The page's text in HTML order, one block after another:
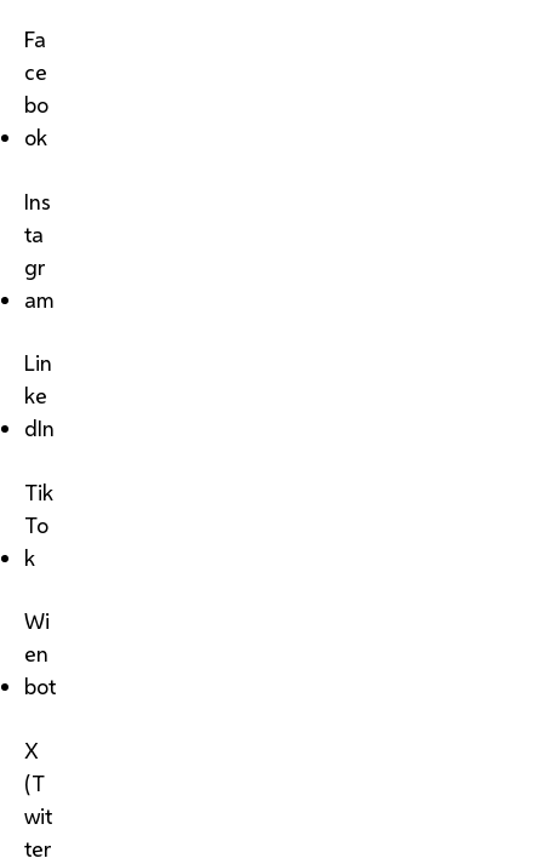
Fa
ce
bo
ok
Ins
ta
gr
am
Lin
ke
dIn
Tik
To
k
Wi
en
bot
X
(T
wit
ter